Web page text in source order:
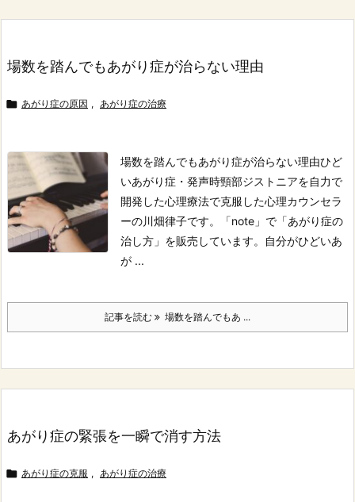
場数を踏んでもあがり症が治らない理由
 あがり症の原因 , あがり症の治療
場数を踏んでもあがり症が治らない理由ひど
いあがり症・発声時頸部ジストニアを自力で
開発した心理療法で克服した心理カウンセラ
ーの川畑律子です。
「note」で「あがり症の
治し方」を販売しています。
自分がひどいあ
が ...
記事を読む 場数を踏んでもあ ...
あがり症の緊張を一瞬で消す方法
 あがり症の克服 , あがり症の治療